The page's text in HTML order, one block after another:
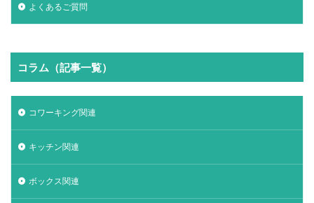
よくあるご質問
コラム（記事一覧）
コワーキング関連
キッチン関連
ボックス関連